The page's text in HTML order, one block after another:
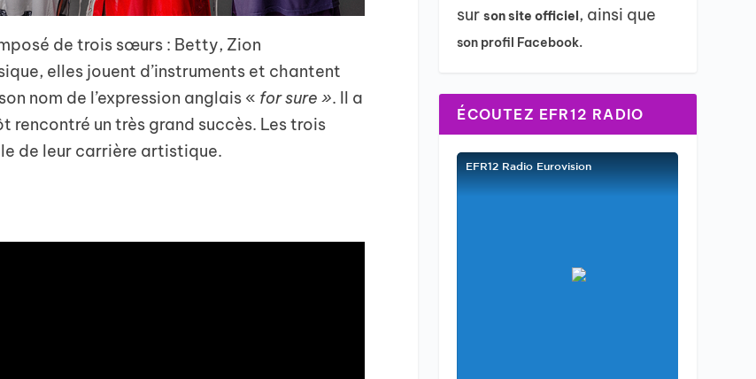
de trois sœurs : Betty, Zion
elles jouent d’instruments et chantent
nom de l’expression anglais « for sure ». Il a
rencontré un très grand succès. Les trois
de leur carrière artistique.
surson site officiel, ainsi que
son profil Facebook.
ÉCOUTEZ EFR12 RADIO